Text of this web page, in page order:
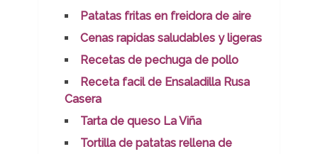
Patatas fritas en freidora de aire
Cenas rapidas saludables y ligeras
Recetas de pechuga de pollo
Receta facil de Ensaladilla Rusa
Casera
Tarta de queso La Viña
Tortilla de patatas rellena de